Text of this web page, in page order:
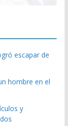
escapar de
hombre en el
y